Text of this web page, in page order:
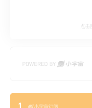
点
小宇宙订阅